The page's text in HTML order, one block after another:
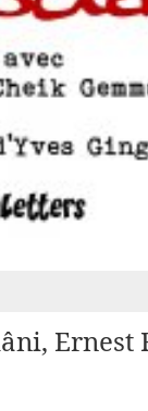
Ernest